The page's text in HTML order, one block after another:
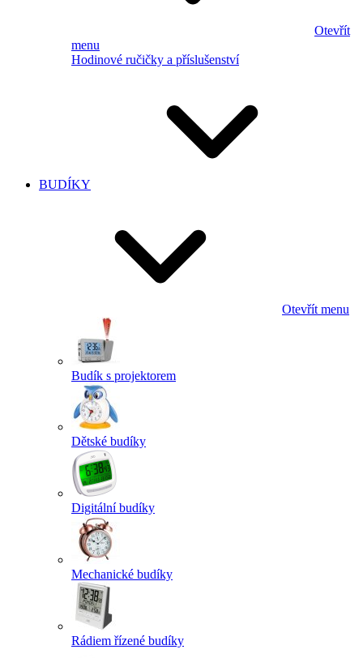
Otevřít
menu
Hodinové ručičky a příslušenství
BUDÍKY
Otevřít menu
Budík s projektorem
Dětské budíky
Digitální budíky
Mechanické budíky
Rádiem řízené budíky